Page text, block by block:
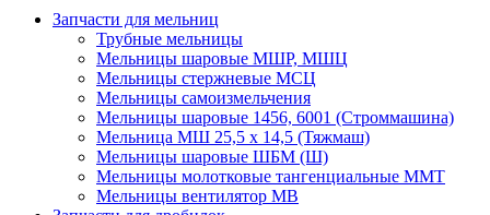
Запчасти для мельниц
Трубные мельницы
Мельницы шаровые МШР, МШЦ
Мельницы стержневые МСЦ
Мельницы самоизмельчения
Мельницы шаровые 1456, 6001 (Строммашина)
Мельница МШ 25,5 х 14,5 (Тяжмаш)
Мельницы шаровые ШБМ (Ш)
Мельницы молотковые тангенциальные ММТ
Мельницы вентилятор МВ